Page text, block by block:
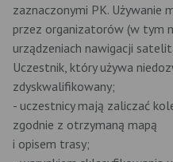
zaznaczonymi PK. Używanie
przez organizatorów (w tym
urządzeniach nawigacji
Uczestnik, który używa
zdyskwalifikowany;
- uczestnicy mają zaliczać
zgodnie z otrzymaną mapą
i opisem trasy;